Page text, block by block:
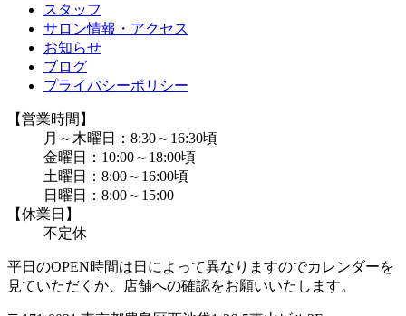
スタッフ
サロン情報・アクセス
お知らせ
ブログ
プライバシーポリシー
【営業時間】
月～木曜日：8:30～16:30頃
金曜日：10:00～18:00頃
土曜日：8:00～16:00頃
日曜日：8:00～15:00
【休業日】
不定休
平日のOPEN時間は日によって異なりますのでカレンダーを
見ていただくか、店舗への確認をお願いいたします。